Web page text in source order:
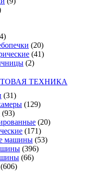
(20)
(41)
(2)
ТЕХНИКА
(31)
(129)
(93)
(20)
(171)
машины (53)
(396)
(66)
(606)